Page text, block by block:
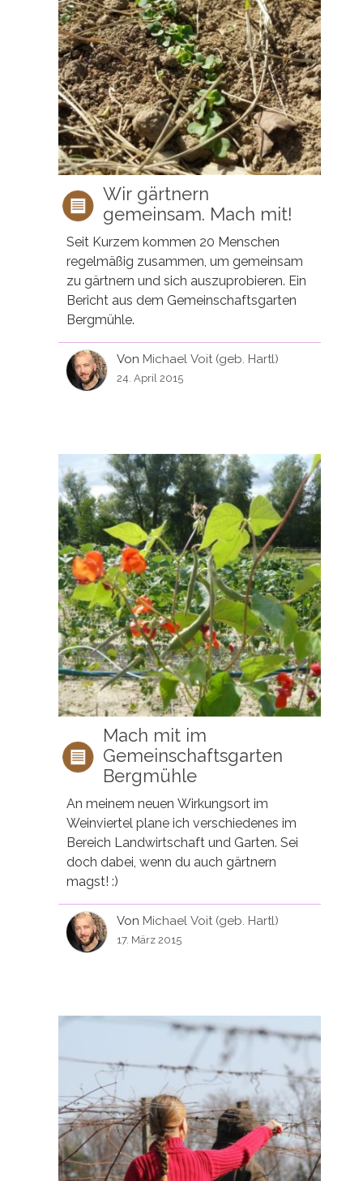
Wir gärtnern
gemeinsam. Mach mit!
Seit Kurzem kommen 20 Menschen
regelmäßig zusammen, um gemeinsam
zu gärtnern und sich auszuprobieren. Ein
Bericht aus dem Gemeinschaftsgarten
Bergmühle.
Von Michael Voit (geb. Hartl)
24. April 2015
Mach mit im
Gemeinschaftsgarten
Bergmühle
An meinem neuen Wirkungsort im
Weinviertel plane ich verschiedenes im
Bereich Landwirtschaft und Garten. Sei
doch dabei, wenn du auch gärtnern
magst! :)
Von Michael Voit (geb. Hartl)
17. März 2015